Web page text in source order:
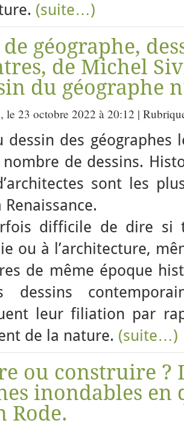
(suite…)
géographe,
de Michel
du géographe
le 23 octobre 2022 à 20:12 |
dessin des géographes
de dessins.
sont les
Renaissance.
difficile de dire si
ou à l’architecture,
de même époque
dessins
leur filiation par
de la nature. (suite…)
ou construire ?
inondables en
Rode.